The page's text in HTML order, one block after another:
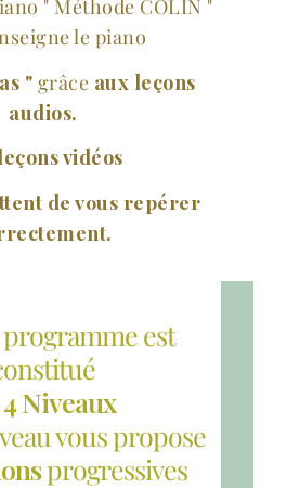
" Méthode COLIN "
le piano
" grâce aux leçons
audios.
vidéos
de vous repérer
est
4 Niveaux
vous propose
progressives